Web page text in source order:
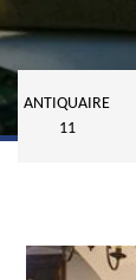
ANTIQUAIRE
11